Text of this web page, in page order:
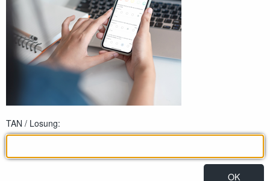
Anmeldebildschirm
TAN / Losung: